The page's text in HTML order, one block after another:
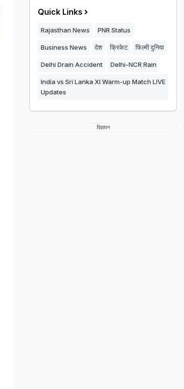
Quick Links
Rajasthan News PNR Status
Business News देश क्रिकेट फिल्मी दुनिया
Delhi Drain Accident Delhi-NCR Rain
India vs Sri Lanka XI Warm-up Match LIVE
Updates
विज्ञापन